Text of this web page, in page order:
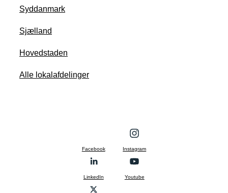
Syddanmark
Sjælland
Hovedstaden
Alle lokalafdelinger
Facebook Instagram
LinkedIn Youtube